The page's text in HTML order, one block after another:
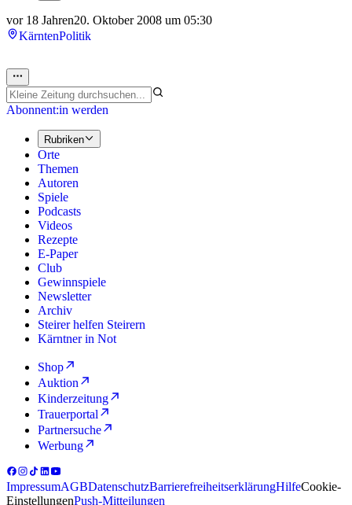
vor 18 Jahren20. Oktober 2008 um 05:30
KärntenPolitik
Abonnent:in werden
Rubriken
Orte
Themen
Autoren
Spiele
Podcasts
Videos
Rezepte
E-Paper
Club
Gewinnspiele
Newsletter
Archiv
Steirer helfen Steirern
Kärntner in Not
Shop
Auktion
Kinderzeitung
Trauerportal
Partnersuche
Werbung
ImpressumAGBDatenschutzBarrierefreiheitserklärungHilfeCookie-
EinstellungenPush-Mitteilungen